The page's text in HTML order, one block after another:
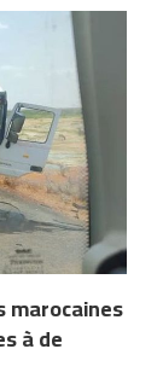
marocaines
à de